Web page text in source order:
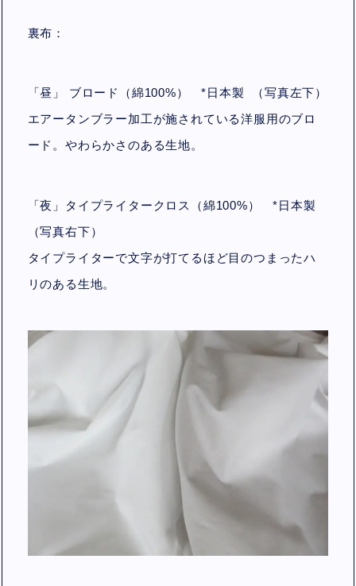
裏布：
「昼」 ブロード（綿100%）* 日本製 （写真左下）
エアータンブラー加工が施されている洋服用のブロ
ード。やわらかさのある生地。
「夜」タイプライタークロス（綿100%）*日本製
（写真右下）
タイプライターで文字が打てるほど目のつまったハ
リのある生地。